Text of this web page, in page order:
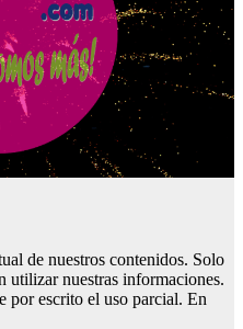
de nuestros contenidos. Solo
utilizar nuestras informaciones.
por escrito el uso parcial. En